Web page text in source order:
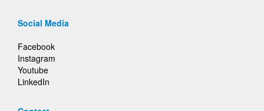
Social Media
Facebook
Instagram
Youtube
LinkedIn